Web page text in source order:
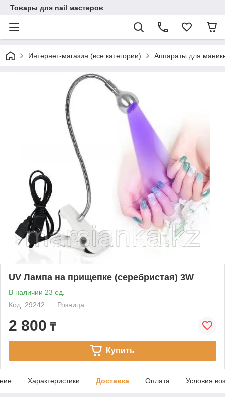
Товары для nail мастеров
Интернет-магазин (все категории) Аппараты для
UV Лампа на прищепке (серебристая) 3W
В наличии 23 ед.
Код: 29242
Розница
2 800 ₸
Купить
Характеристики Доставка Оплата Условия